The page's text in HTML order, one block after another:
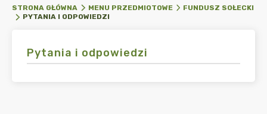
STRONA GŁÓWNA MENU PRZEDMIOTOWE
FUNDUSZ SOŁECKI
PYTANIA I ODPOWIEDZI
Pytania i odpowiedzi